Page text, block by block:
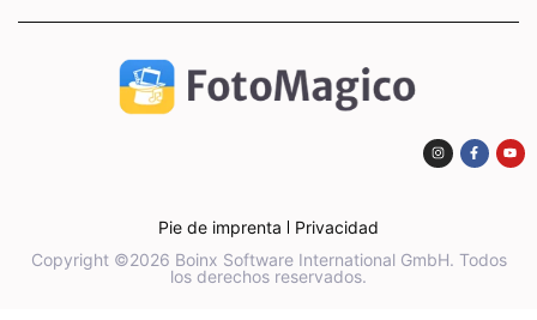
Pie de imprenta
Privacidad
Copyright ©2026 Boinx Software International GmbH. Todos
los derechos reservados.